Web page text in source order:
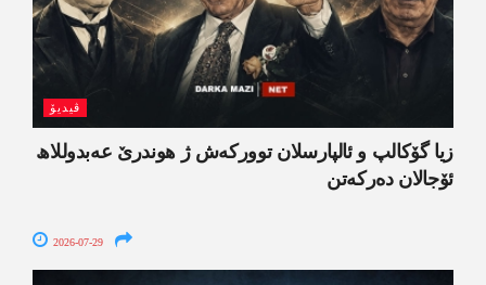
ڤیدیۆ
زیا گۆکالپ و ئالپارسلان توورکەش ژ ھوندرێ عەبدوللاھ
ئۆجالان دەرکەتن
2026-07-29